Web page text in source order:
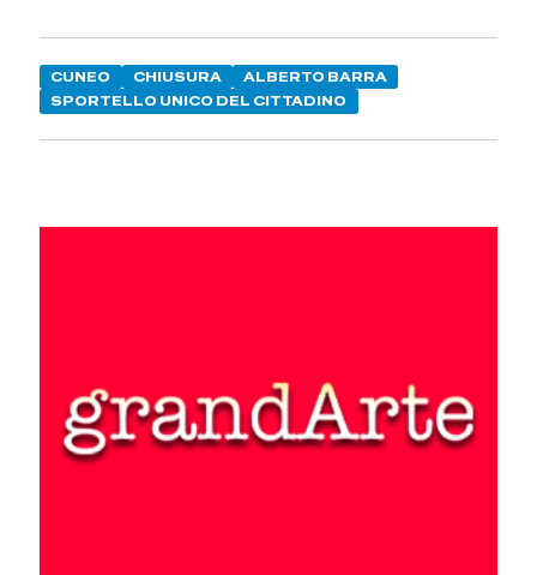
CUNEO CHIUSURA
ALBERTO BARRA
SPORTELLO UNICO DEL CITTADINO